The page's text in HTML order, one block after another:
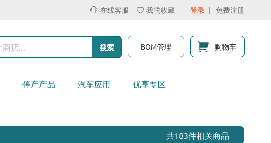
在线客服 我的收藏 登录 免费注册
购物车
BOM管理
搜索
停产产品 汽车应用 优享专区
共183件相关商品